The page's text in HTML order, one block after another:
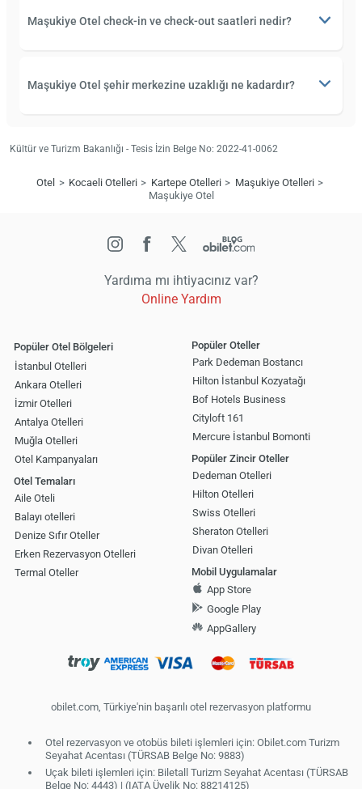
Maşukiye Otel check-in ve check-out saatleri nedir?
Maşukiye Otel şehir merkezine uzaklığı ne kadardır?
Kültür ve Turizm Bakanlığı - Tesis İzin Belge No: 2022-41-0062
Otel Kocaeli Otelleri Kartepe Otelleri
Maşukiye Otelleri
Maşukiye Otel
Yardıma mı ihtiyacınız var?
Online Yardım
Popüler Otel Bölgeleri
İstanbul Otelleri
Ankara Otelleri
İzmir Otelleri
Antalya Otelleri
Muğla Otelleri
Otel Kampanyaları
Otel Temaları
Aile Oteli
Balayı otelleri
Denize Sıfır Oteller
Erken Rezervasyon Otelleri
Termal Oteller
Popüler Oteller
Park Dedeman Bostancı
Hilton İstanbul Kozyatağı
Bof Hotels Business
Cityloft 161
Mercure İstanbul Bomonti
Popüler Zincir Oteller
Dedeman Otelleri
Hilton Otelleri
Swiss Otelleri
Sheraton Otelleri
Divan Otelleri
Mobil Uygulamalar
App Store
Google Play
AppGallery
obilet.com, Türkiye'nin başarılı otel rezervasyon platformu
Otel rezervasyon ve otobüs bileti işlemleri için: Obilet.com Turizm
Seyahat Acentası (TÜRSAB Belge No: 9883)
Uçak bileti işlemleri için: Biletall Turizm Seyahat Acentası (TÜRSAB
Belge No: 4443) | (IATA Üyelik No: 88214125)